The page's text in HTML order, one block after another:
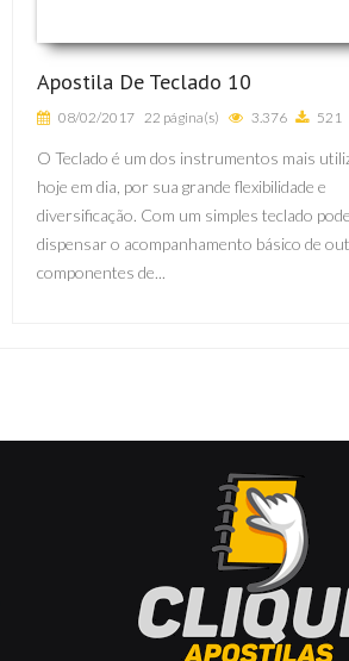
Apostila De Teclado 10
08/02/2017 22 página(s) 3.376 521
O Teclado é um dos instrumentos mais
hoje em dia, por sua grande flexibilidade e
diversificação. Com um simples teclado
dispensar o acompanhamento básico de
componentes de...